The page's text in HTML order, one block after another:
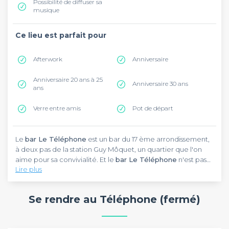
Possibilité de diffuser sa
musique
Ce lieu est parfait pour
Afterwork Anniversaire
Anniversaire 20 ans à 25
ans
Anniversaire 30 ans
Verre entre amis Pot de départ
Le bar Le Téléphone est un bar du 17 ème arrondissement,
à deux pas de la station Guy Môquet, un quartier que l'on
aime pour sa convivialité. Et le bar Le Téléphone n'est pas
en reste !
La décoration résolument rétro dubar Le Téléphonelui
habitués jusqu'à 2h du matin du lundi au samedi. Comme on
Lire plus
Se rendre au Téléphone (fermé)